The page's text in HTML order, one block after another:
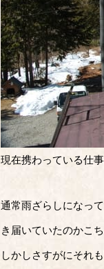
現在携わっている仕
通常雨ざらしになっ
き届いていたのかこ
しかしさすがにそれ